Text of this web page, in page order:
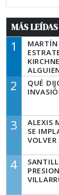
MÁS LEÍDAS
1
DECIR
TIENE
2
QUÉ
3
ALEXIS
SE
4